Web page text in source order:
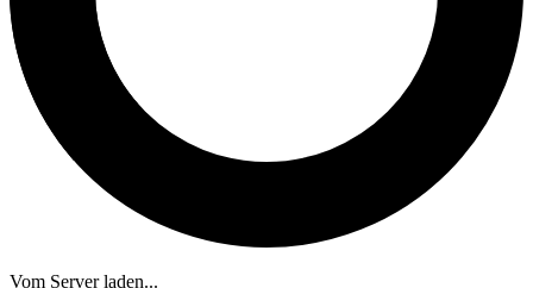
Vom Server laden...